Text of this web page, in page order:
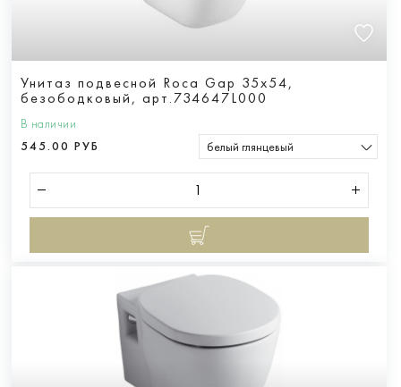
Унитаз подвесной Roca Gap 35x54,
безободковый, арт.734647L000
В наличии
545.00 РУБ
белый глянцевый